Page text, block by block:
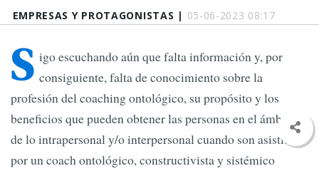
EMPRESAS Y PROTAGONISTAS | 05-06-2023 08:17
S igo escuchando aún que falta información y, por
consiguiente, falta de conocimiento sobre la
profesión del coaching ontológico, su propósito y los
beneficios que pueden obtener las personas en el ámbito
de lo intrapersonal y/o interpersonal cuando son asistidas
por un coach ontológico, constructivista y sistémico